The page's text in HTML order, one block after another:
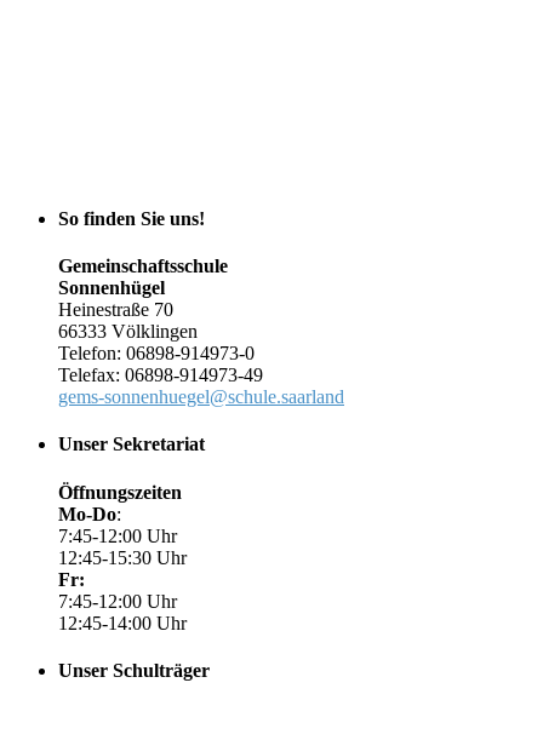
So finden Sie uns!
Gemeinschaftsschule
Sonnenhügel
Heinestraße 70
66333 Völklingen
Telefon: 06898-914973-0
Telefax: 06898-914973-49
gems-sonnenhuegel@schule.saarland
Unser Sekretariat
Öffnungszeiten
Mo-Do:
7:45-12:00 Uhr
12:45-15:30 Uhr
Fr:
7:45-12:00 Uhr
12:45-14:00 Uhr
Unser Schulträger